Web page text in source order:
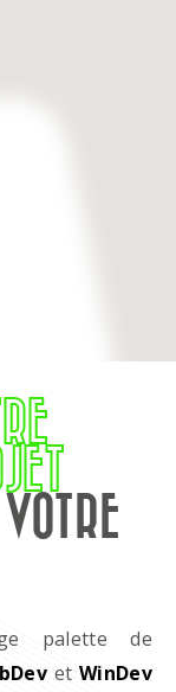
palette de
et WinDev